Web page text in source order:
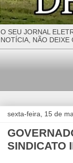
O SEU JORNAL
NOTÍCIA, NÃO DEIXE
sexta-feira, 15 de
SINDICATO